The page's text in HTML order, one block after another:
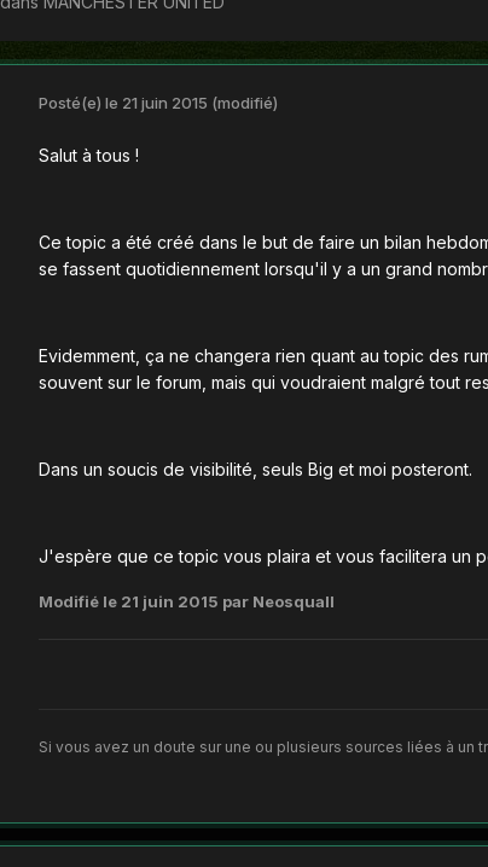
Posté(e) le 21 juin 2015 (modifié)
Salut à tous !
Ce topic a été créé dans le but de faire un bilan
se fassent quotidiennement lorsqu'il y a un grand
Evidemment, ça ne changera rien quant au topic des
souvent sur le forum, mais qui voudraient malgré tout
Dans un soucis de visibilité, seuls Big et moi posteront.
J'espère que ce topic vous plaira et vous facilitera un
Modifié le 21 juin 2015 par Neosquall
Si vous avez un doute sur une ou plusieurs sources liées à un